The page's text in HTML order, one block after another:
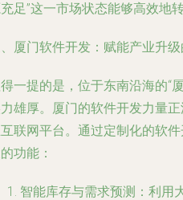
足”这一市场状态能够高效地
厦门软件开发：赋能产业升
一提的是，位于东南沿海的“
雄厚。厦门的软件开发力量
联网平台。通过定制化的软
功能：
智能库存与需求预测 ：利用